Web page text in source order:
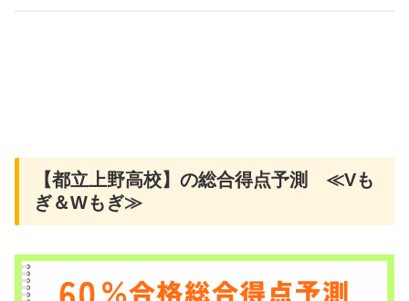
【都立上野高校】の総合得点予測 ≪Vも
ぎ＆Wもぎ≫